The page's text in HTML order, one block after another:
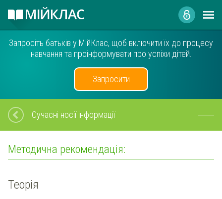
Запросіть батьків у МійКлас, щоб включити їх до процесу
навчання та проінформувати про успіхи дітей.
Запросити
Сучасні носії інформації
Методична рекомендація:
Теорія